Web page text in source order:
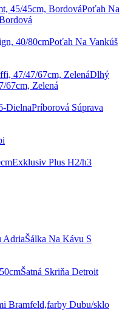
Poťah Na
Poťah Na Vankúš
Dlhý
67cm, Zelená
Príborová Súprava
Exklusiv Plus H2/h3
Šálka Na Kávu S
Šatná Skriňa Detroit